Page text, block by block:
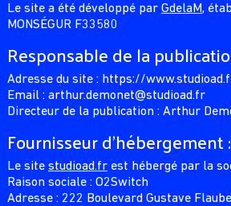
Le site a été développé par GdelaM,
MONSÉGUR F33580
Responsable de la
Adresse du site : https://
Email : arthur.demonet@studioad.fr
Directeur de la publication : Arthur
Fournisseur d’hébergement :
Le site studioad.frest hébergé par la
Raison sociale : O2Switch
Adresse : 222 Boulevard Gustave
E Shop
& App